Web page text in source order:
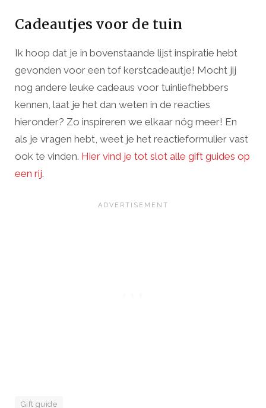
Cadeautjes voor de tuin
Ik hoop dat je in bovenstaande lijst inspiratie hebt
gevonden voor een tof kerstcadeautje! Mocht jij
nog andere leuke cadeaus voor tuinliefhebbers
kennen, laat je het dan weten in de reacties
hieronder? Zo inspireren we elkaar nóg meer! En
als je vragen hebt, weet je het reactieformulier vast
ook te vinden. Hier vind je tot slot alle gift guides op
een rij.
Gift guide